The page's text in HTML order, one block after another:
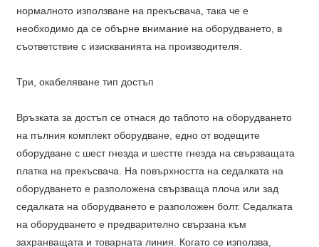
нормалното използване на прекъсвача, така че е
необходимо да се обърне внимание на оборудването, в
съответствие с изискванията на производителя.
Три, окабеляване тип достъп
Връзката за достъп се отнася до таблото на оборудването
на пълния комплект оборудване, едно от водещите
оборудване с шест гнезда и шестте гнезда на свързващата
платка на прекъсвача. На повърхността на седалката на
оборудването е разположена свързваща плоча или зад
седалката на оборудването е разположен болт. Седалката
на оборудването е предварително свързана към
захранващата и товарната линия. Когато се използва,